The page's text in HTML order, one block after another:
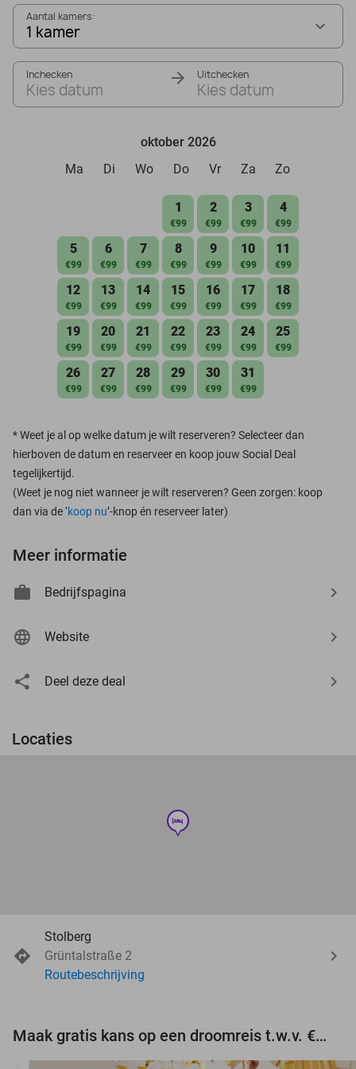
Aantal kamers:
1 kamer
Inchecken
Kies datum
Uitchecken
Kies datum
oktober 2026
Ma
Di Wo Do Vr Za Zo
1
€99
2
€99
3
€99
4
€99
5
€99
6
€99
7
€99
8
€99
9
€99
10
€99
11
€99
12
€99
13
€99
14
€99
15
€99
16
€99
17
€99
18
€99
19
€99
20
€99
21
€99
22
€99
23
€99
24
€99
25
€99
26
€99
27
€99
28
€99
29
€99
30
€99
31
€99
*Weet je al op welke datum je wilt reserveren? Selecteer dan
hierboven de datum en reserveer en koop jouw Social Deal
tegelijkertijd.
(Weet je nog niet wanneer je wilt reserveren? Geen zorgen: koop
dan via de ‘koop nu’-knop én reserveer later)
Meer informatie
Bedrijfspagina
Website
Deel deze deal
Locaties
hotel
Stolberg
Grüntalstraße 2
Routebeschrijving
Maak gratis kans op een droomreis t.w.v. €3.000!